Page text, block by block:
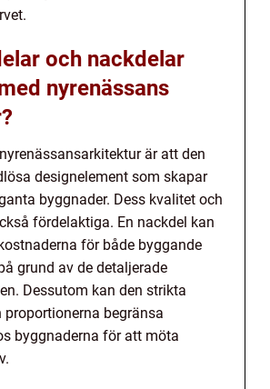
och nackdelar
nyrenässans
är att den
designelement som skapar
byggnader. Dess kvalitet och
fördelaktiga. En nackdel kan
för både byggande
grund av de detaljerade
Dessutom kan den strikta
begränsa
byggnaderna för att möta